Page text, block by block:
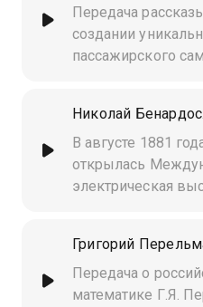
Передача
создании
пассажирского
В августе 1881
открылась
электрическая
которую
русский
Бенардос (1842 -
Передача о
математике Г.Я.